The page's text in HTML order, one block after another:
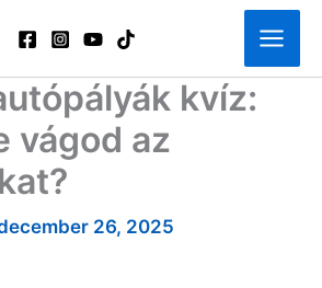
kvíz:
vágod az
26, 2025